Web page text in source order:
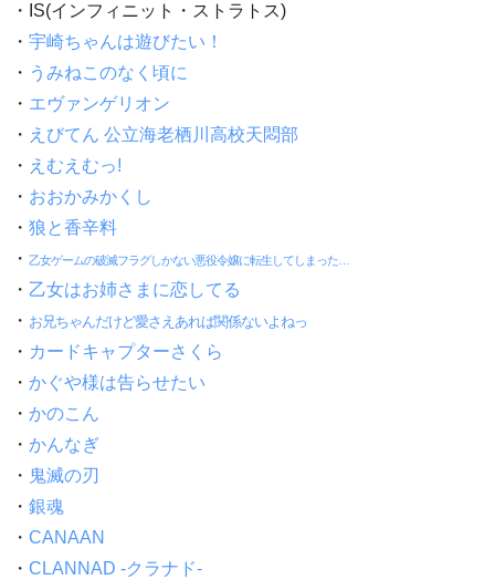
・IS(インフィニット・ストラトス)
・ 宇崎ちゃんは遊びたい！
・ うみねこのなく頃に
・ エヴァンゲリオン
・ えびてん 公立海老栖川高校天悶部
・ えむえむっ!
・ おおかみかくし
・ 狼と香辛料
・ 乙女ゲームの破滅フラグしかない悪役令嬢に転生してしまった…
・ 乙女はお姉さまに恋してる
・ お兄ちゃんだけど愛さえあれば関係ないよねっ
・ カードキャプターさくら
・ かぐや様は告らせたい
・ かのこん
・ かんなぎ
・ 鬼滅の刃
・ 銀魂
・ CANAAN
・ CLANNAD -クラナド-